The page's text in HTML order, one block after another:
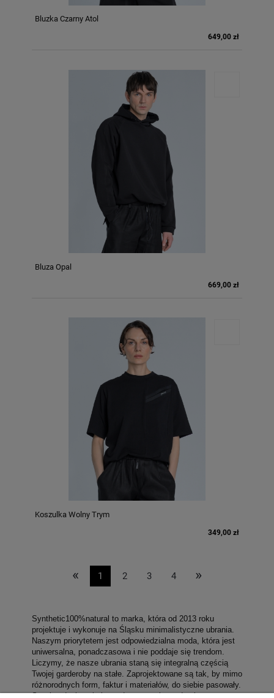
Bluzka Czarny Atol
649,00 zł
Bluza Opal
669,00 zł
Koszulka Wolny Trym
349,00 zł
« 1 2 3 4 »
Synthetic100%natural to marka, która od 2013 roku
projektuje i wykonuje na Śląsku minimalistyczne ubrania.
Naszym priorytetem jest odpowiedzialna moda, która jest
uniwersalna, ponadczasowa i nie poddaje się trendom.
Liczymy, że nasze ubrania staną się integralną częścią
Twojej garderoby na stałe. Zaprojektowane są tak, by mimo
różnorodnych form, faktur i materiałów, do siebie pasowały.
Są więc doskonałą bazą do tworzenia garderoby